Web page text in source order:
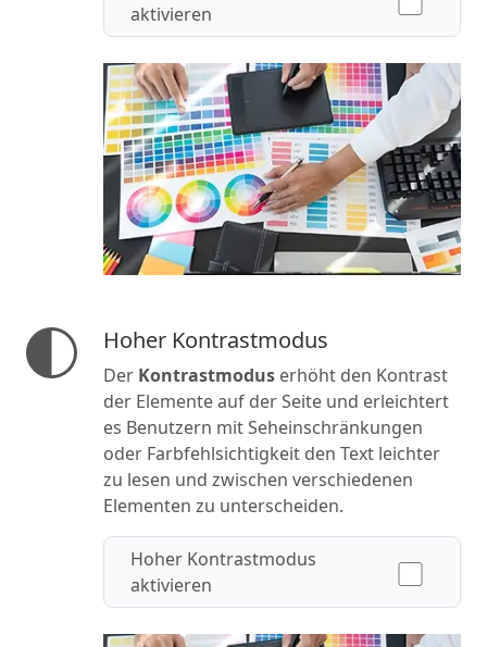
aktivieren
Hoher Kontrastmodus
Der Kontrastmoduserhöht den Kontrast
der Elemente auf der Seite und erleichtert
es Benutzern mit Seheinschränkungen
oder Farbfehlsichtigkeit den Text leichter
zu lesen und zwischen verschiedenen
Elementen zu unterscheiden.
Hoher Kontrastmodus
aktivieren